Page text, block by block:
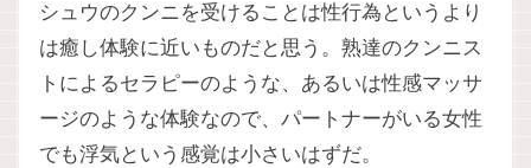
シュウのクンニを受けることは性行為というより
は癒し体験に近いものだと思う。熟達のクンニス
トによるセラピーのような、あるいは性感マッサ
ージのような体験なので、パートナーがいる女性
でも浮気という感覚は小さいはずだ。